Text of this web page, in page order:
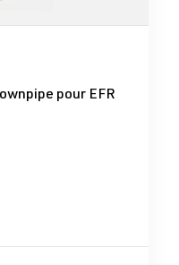
pour EFR